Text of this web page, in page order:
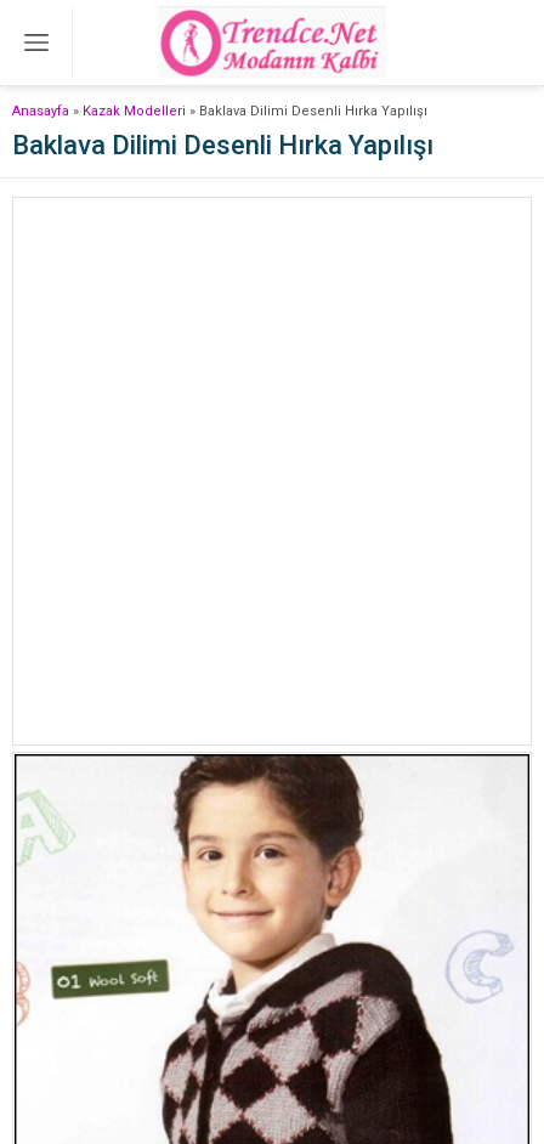
Anasayfa » Kazak Modelleri » Baklava Dilimi Desenli Hırka Yapılışı
Baklava Dilimi Desenli Hırka Yapılışı